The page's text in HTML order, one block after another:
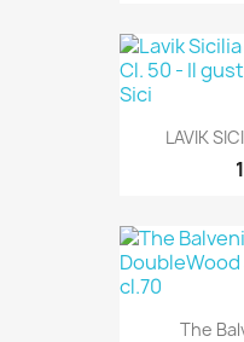
LAVIK
The